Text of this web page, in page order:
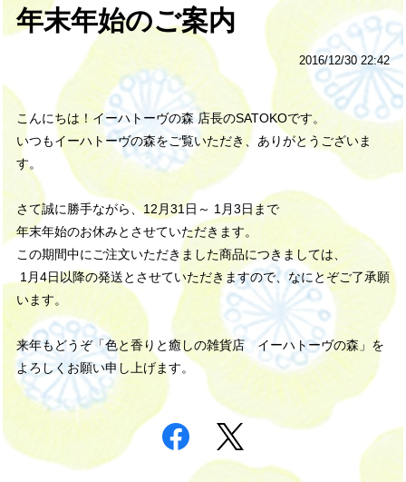
年末年始のご案内
2016/12/30 22:42
こんにちは！イーハトーヴの森 店長のSATOKOです。
いつもイーハトーヴの森をご覧いただき、ありがとうございま
す。
さて誠に勝手ながら、12月31日～ 1月3日まで
年末年始のお休みとさせていただきます。
この期間中にご注文いただきました商品につきましては、
1月4日以降の発送とさせていただきますので、なにとぞご了承願
います。
来年もどうぞ「色と香りと癒しの雑貨店 イーハトーヴの森」を
よろしくお願い申し上げます。